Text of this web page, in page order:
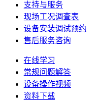
支持与服务
现场工况调查表
设备安装调试预约
售后服务咨询
在线学习
常规问题解答
设备操作视频
资料下载